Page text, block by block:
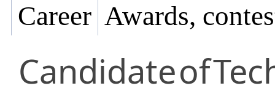
Career Awards,
Candidateof